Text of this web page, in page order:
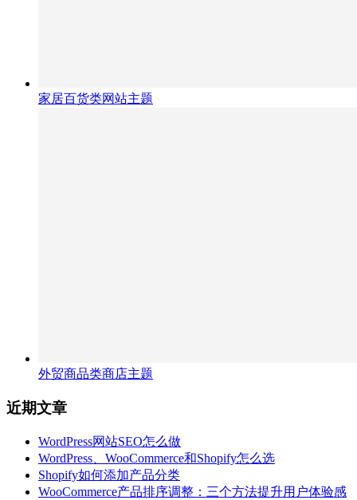
家居百货类网站主题
外贸商品类商店主题
近期文章
WordPress网站SEO怎么做
WordPress、WooCommerce和Shopify怎么选
Shopify如何添加产品分类
WooCommerce产品排序调整：三个方法提升用户体验感